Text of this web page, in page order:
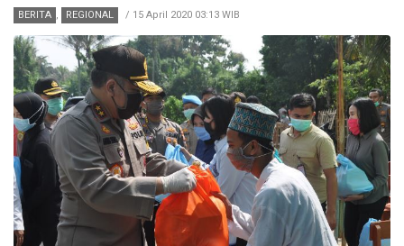
BERITA , REGIONAL / 15 April 2020 03:13 WIB